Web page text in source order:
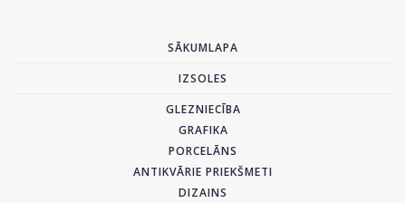
SĀKUMLAPA
IZSOLES
GLEZNIECĪBA
GRAFIKA
PORCELĀNS
ANTIKVĀRIE PRIEKŠMETI
DIZAINS